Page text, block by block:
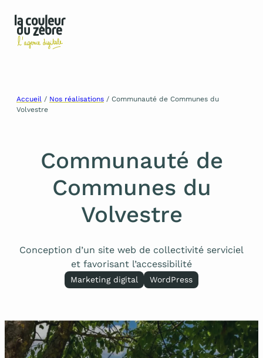
Aller
Accueil / Nos réalisations / Communauté de Communes du
Volvestre
Communauté de
Communes du
Volvestre
Conception d’un site web de collectivité serviciel
et favorisant l’accessibilité
Marketing digital WordPress